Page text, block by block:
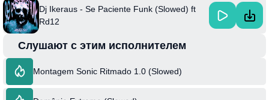
Dj Ikeraus - Se Paciente Funk (Slowed) ft
Rd12
Слушают с этим исполнителем
Montagem Sonic Ritmado 1.0 (Slowed)